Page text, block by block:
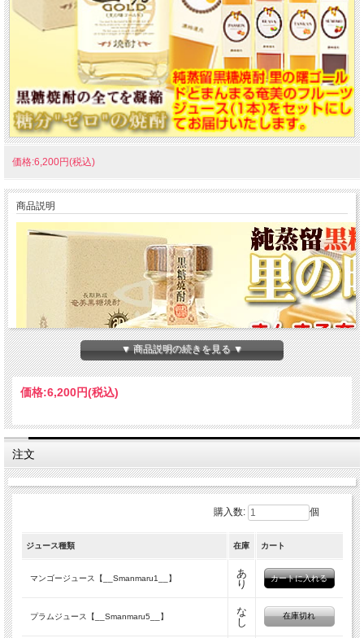
価格:6,200円(税込)
商品説明
▼ 商品説明の続きを見る ▼
価格:6,200円(税込)
注文
購入数: 個
ジュース種類 在庫 カート
マンゴージュース【__Smanmaru1__】
あ
り
プラムジュース【__Smanmaru5__】
な
し
在庫切れ